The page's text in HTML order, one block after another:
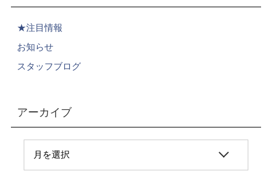
★注目情報
お知らせ
スタッフブログ
アーカイブ